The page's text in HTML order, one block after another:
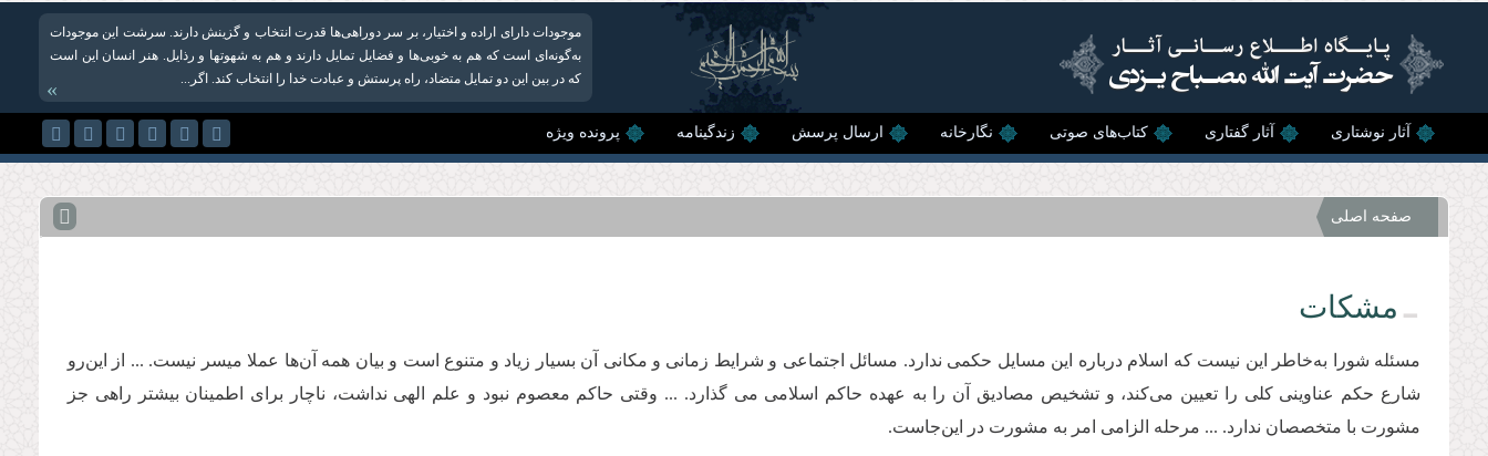
موجودات دارای اراده و اختیار، بر سر دو‌راهی‌ها قدرت انتخاب و گزینش دارند. سرشت این موجودات
به‌گونه‌ای است که هم به خوبی‌ها و فضایل تمایل دارند و هم به شهوت‏ها و رذایل. هنر انسان این است
كه در بین این دو تمایل متضاد، راه پرستش و عبادت خدا را انتخاب کند. اگر...
»
آثار نوشتاری آثار گفتاری کتاب‌های صوتی نگارخانه ارسال پرسش زندگینامه پرونده ویژه
صفحه اصلی
مشکات
مسئله شورا به‌خاطر این نیست که اسلام درباره این مسایل حکمی ندارد. مسائل اجتماعی و شرایط زمانی و مکانی آن بسیار زیاد و متنوع است و بیان همه آن‌ها عملا میسر نیست. ... از این‌رو
شارع حکم عناوینی کلی را تعیین می‌کند، و تشخیص مصادیق آن را به عهده حاکم اسلامی می‌ گذارد. ... وقتی حاکم معصوم نبود و علم الهی نداشت، ناچار برای اطمینان بیشتر راهی جز
مشورت با متخصصان ندارد. ... مرحله الزامی امر به مشورت در این‌جاست.